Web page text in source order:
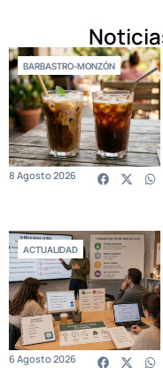
BARBASTRO-MONZÓN
8 Agosto 2026
ACTUALIDAD
6 Agosto 2026